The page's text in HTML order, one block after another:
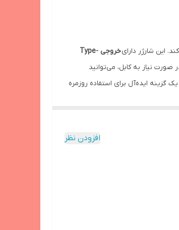
این شارژر دارای
خروجی Type-
صورت نیاز به کابل، می‌توانید
یک گزینه ایده‌آل برای استفاده روزمره
افزودن نظر